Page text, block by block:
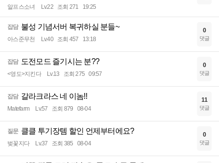
알프스소녀 Lv.22 조회 271 19:25
잡담 불성 기념서버 복귀하실 분들~
아스준무천 Lv.40 조회 457 13:18
0
댓글
잡담 도전모드 즐기시는 분??
<영도>지킨다 Lv.13 조회 275 09:57
0
댓글
잡담 갈라크라스 네 이놈!!
Matefarm Lv.57 조회 879 08-04
11
댓글
질문 클클 투기장템 할인 언제부터에요?
벚꽃지다 Lv.37 조회 385 08-04
0
댓글